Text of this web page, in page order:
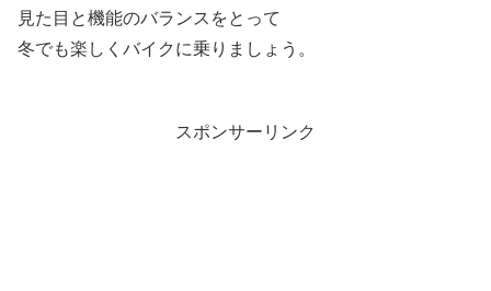
見た目と機能のバランスをとって
冬でも楽しくバイクに乗りましょう。
スポンサーリンク